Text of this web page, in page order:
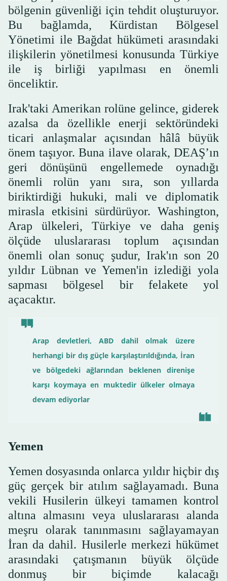
bölgenin güvenliği için tehdit oluşturuyor.
Bu bağlamda, Kürdistan Bölgesel
Yönetimi ile Bağdat hükümeti arasındaki
ilişkilerin yönetilmesi konusunda Türkiye
ile iş birliği yapılması en önemli
önceliktir.
Irak'taki Amerikan rolüne gelince, giderek
azalsa da özellikle enerji sektöründeki
ticari anlaşmalar açısından hâlâ büyük
önem taşıyor. Buna ilave olarak, DEAŞ’ın
geri dönüşünü engellemede oynadığı
önemli rolün yanı sıra, son yıllarda
biriktirdiği hukuki, mali ve diplomatik
mirasla etkisini sürdürüyor. Washington,
Arap ülkeleri, Türkiye ve daha geniş
ölçüde uluslararası toplum açısından
önemli olan sonuç şudur, Irak'ın son 20
yıldır Lübnan ve Yemen'in izlediği yola
sapması bölgesel bir felakete yol
açacaktır.
Arap devletleri, ABD dahil olmak üzere
herhangi bir dış güçle karşılaştırıldığında, İran
ve bölgedeki ağlarından beklenen direnişe
karşı koymaya en muktedir ülkeler olmaya
devam ediyorlar
Yemen
Yemen dosyasında onlarca yıldır hiçbir dış
güç gerçek bir atılım sağlayamadı. Buna
vekili Husilerin ülkeyi tamamen kontrol
altına almasını veya uluslararası alanda
meşru olarak tanınmasını sağlayamayan
İran da dahil. Husilerle merkezi hükümet
arasındaki çatışmanın büyük ölçüde
donmuş bir biçimde kalacağı